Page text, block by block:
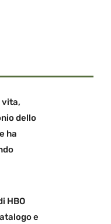
vita,
dello
ha
HBO
e